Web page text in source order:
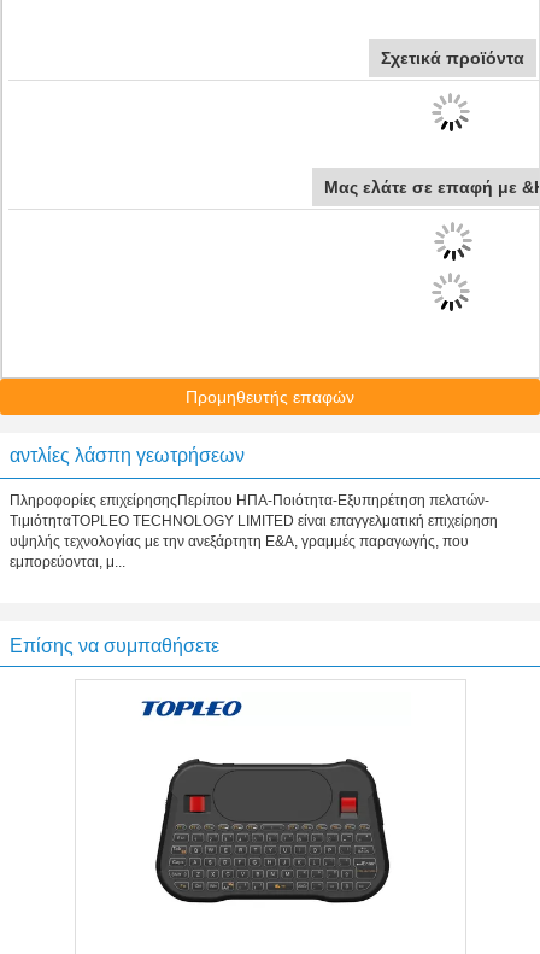
Σχετικά προϊόντα
Μας ελάτε σε επαφή με
Προμηθευτής επαφών
αντλίες λάσπη γεωτρήσεων
Πληροφορίες επιχείρησηςΠερίπου ΗΠΑ-Ποιότητα-Εξυπηρέτηση πελατών-
ΤιμιότηταTOPLEO TECHNOLOGY LIMITED είναι επαγγελματική επιχείρηση
υψηλής τεχνολογίας με την ανεξάρτητη Ε&Α, γραμμές παραγωγής, που
εμπορεύονται, μ...
Επίσης να συμπαθήσετε